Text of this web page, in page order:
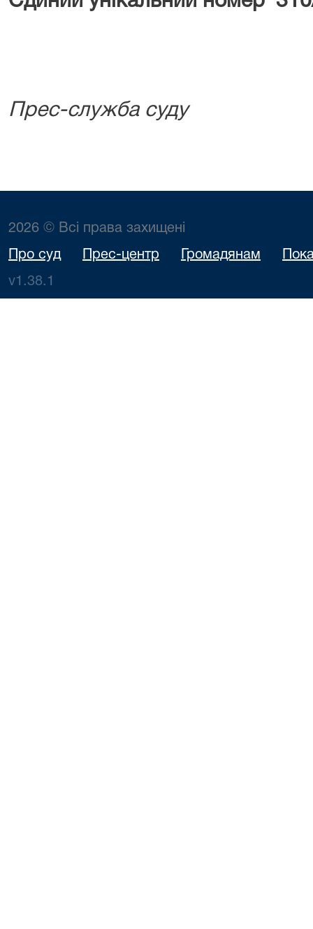
Прес-служба суду
2026 © Всі права захищені
Про суд Прес-центр Громадянам
v1.38.1